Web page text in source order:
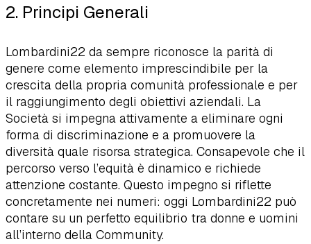
2. Principi Generali
Lombardini22 da sempre riconosce la parità di
genere come elemento imprescindibile per la
crescita della propria comunità professionale e per
il raggiungimento degli obiettivi aziendali. La
Società si impegna attivamente a eliminare ogni
forma di discriminazione e a promuovere la
diversità quale risorsa strategica. Consapevole che il
percorso verso l’equità è dinamico e richiede
attenzione costante. Questo impegno si riflette
concretamente nei numeri: oggi Lombardini22 può
contare su un perfetto equilibrio tra donne e uomini
all’interno della Community.